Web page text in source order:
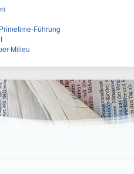
Führung
Milieu